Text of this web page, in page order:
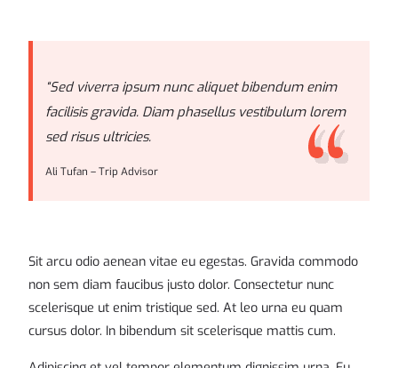
“Sed viverra ipsum nunc aliquet bibendum enim
facilisis gravida. Diam phasellus vestibulum lorem
sed risus ultricies.
Ali Tufan – Trip Advisor
Sit arcu odio aenean vitae eu egestas. Gravida commodo
non sem diam faucibus justo dolor. Consectetur nunc
scelerisque ut enim tristique sed. At leo urna eu quam
cursus dolor. In bibendum sit scelerisque mattis cum.